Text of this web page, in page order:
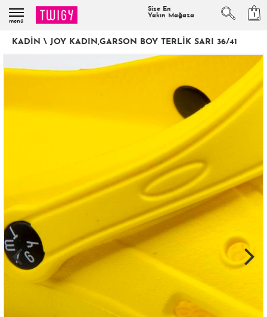
menü
Size En
Yakın Mağaza
1
KADIN \ JOY KADIN,GARSON BOY TERLIK SARI 36/41